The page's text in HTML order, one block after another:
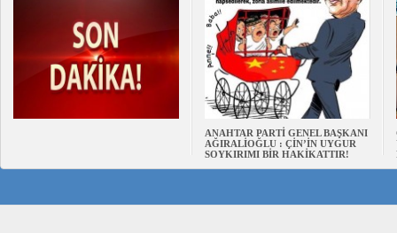
ANAHTAR PARTİ GENEL BAŞKANI
AĞIRALİOĞLU : ÇİN’İN UYGUR
SOYKIRIMI BİR HAKİKATTIR!